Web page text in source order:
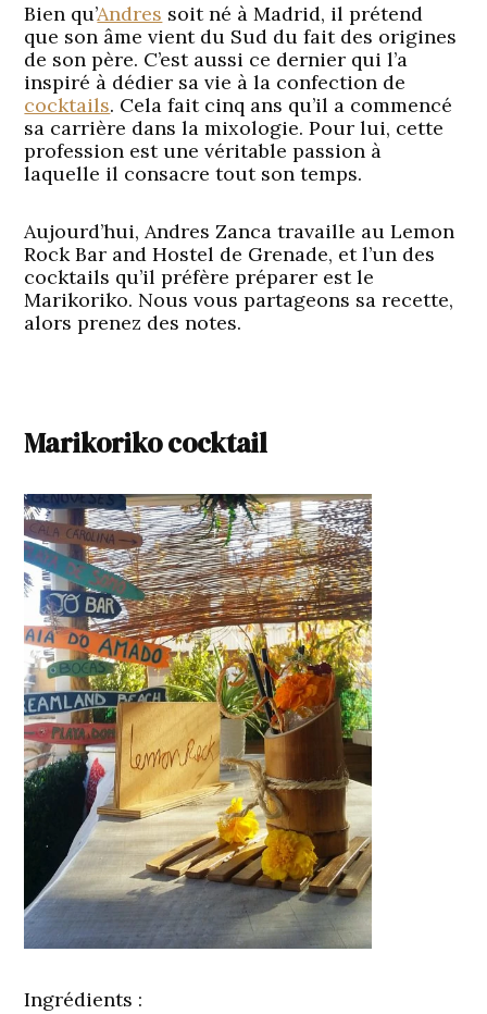
Bien qu’Andres soit né à Madrid, il prétend
que son âme vient du Sud du fait des origines
de son père. C’est aussi ce dernier qui l’a
inspiré à dédier sa vie à la confection de
cocktails. Cela fait cinq ans qu’il a commencé
sa carrière dans la mixologie. Pour lui, cette
profession est une véritable passion à
laquelle il consacre tout son temps.
Aujourd’hui, Andres Zanca travaille au Lemon
Rock Bar and Hostel de Grenade, et l’un des
cocktails qu’il préfère préparer est le
Marikoriko. Nous vous partageons sa recette,
alors prenez des notes.
Marikoriko cocktail
Ingrédients :